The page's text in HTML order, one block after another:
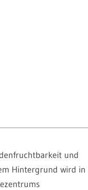
und
Hintergrund wird in